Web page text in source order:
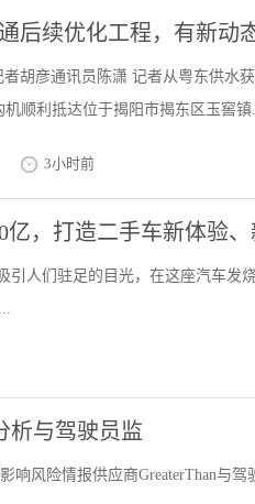
后续优化工程，有新动态
胡彦通讯员陈潇 记者从粤东供水
机顺利抵达位于揭阳市揭东区玉窖镇
3小时前
亿，打造二手车新体验、
人们驻足的目光，在这座汽车发
析与驾驶员监
风险情报供应商GreaterThan与